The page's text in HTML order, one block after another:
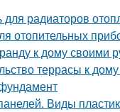
радиаторов
отопительных
к дому своими
террасы к
Виды